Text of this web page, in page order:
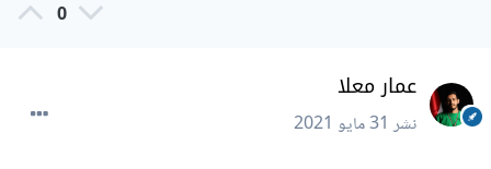
0
عمار معلا
نشر31 مايو 2021